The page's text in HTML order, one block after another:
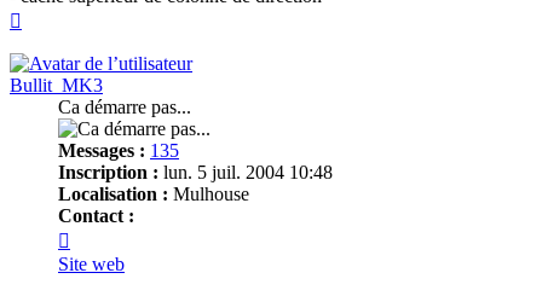
Bullit_MK3
Ca démarre pas...
Messages : 135
Inscription : lun. 5 juil. 2004 10:48
Localisation : Mulhouse
Contact :
Bullit_MK3
Site web